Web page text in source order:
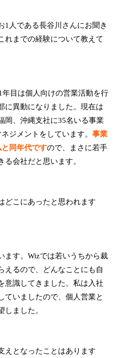
1人である長谷川さんにお聞き
れまでの経験について教えて
目は個人向けの営業活動を行
に異動になりました。現在は
岡、沖縄支社に35名いる事業
ジメントをしています。事業
同年代ですので、まさに若手
会社だと思います。
どこにあったと思われます
ます。Wizでは若いうちから裁
えるので、どんなことにも自
意識してきました。私は入社
ていましたので、個人営業と
しました。
えとなったことはあります